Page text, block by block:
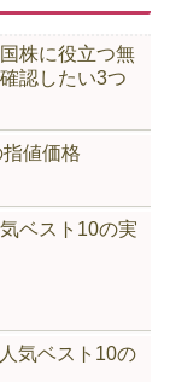
株に役立つ無
認したい3つ
値価格
ベスト10の実
気ベスト10の